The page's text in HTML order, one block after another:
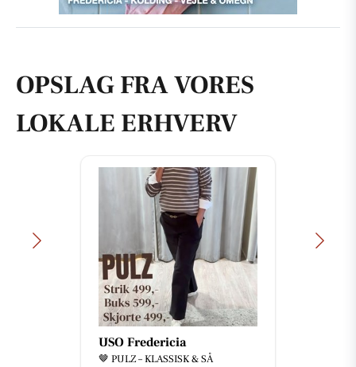
OPSLAG FRA VORES
LOKALE ERHVERV
Guldsmed Lütken
Når små nuttede fingre bliver